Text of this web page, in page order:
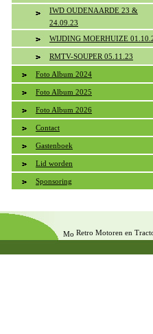
IWD OUDENAARDE 23 &
24.09.23
WIJDING MOERHUIZE
RMTV-SOUPER 05.11.23
Foto Album 2024
Foto Album 2025
Foto Album 2026
Contact
Gastenboek
Lid worden
Sponsoring
Retro Motoren en